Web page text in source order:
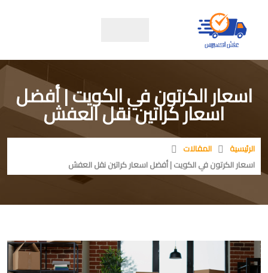
اسعار الكرتون في الكويت | أفضل
اسعار كراتين نقل العفش
الرئيسية
المقالات
اسعار الكرتون في الكويت | أفضل اسعار كراتين نقل العفش